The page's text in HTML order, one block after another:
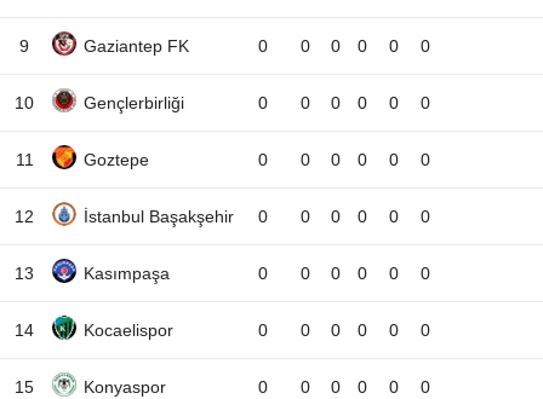
9 Gaziantep FK 0 0 0 0 0 0
10 Gençlerbirliği 0 0 0 0 0 0
11 Goztepe 0 0 0 0 0 0
12 İstanbul Başakşehir 0 0 0 0 0 0
13 Kasımpaşa 0 0 0 0 0 0
14 Kocaelispor 0 0 0 0 0 0
15 Konyaspor 0 0 0 0 0 0